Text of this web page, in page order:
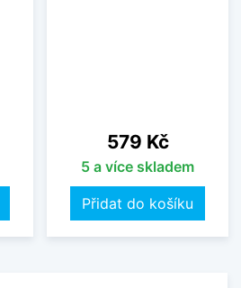
Cena
579 Kč
5 a více skladem
Přidat do košíku